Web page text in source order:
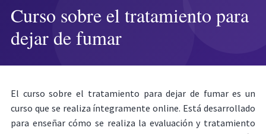
Curso sobre el tratamiento para
dejar de fumar
El curso sobre el tratamiento para dejar de fumar es un
curso que se realiza íntegramente online. Está desarrollado
para enseñar cómo se realiza la evaluación y tratamiento